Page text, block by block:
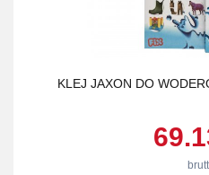
KLEJ JAXON DO